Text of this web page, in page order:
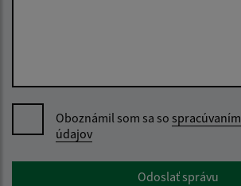
Oboznámil som sa so
údajov
Google reCaptcha ResponseOdoslať správu